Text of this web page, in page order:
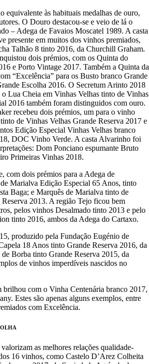
equivalente às habituais medalhas de ouro,
O Douro destacou-se e veio de lá o
– Adega de Favaios Moscatel 1989. A casta
presente em muitos dos vinhos premiados,
Talhão 8 tinto 2016, da Churchill Graham.
dois prémios, com os Quinta do
e Porto Vintage 2017. Também a Quinta da
“Excelência” para os Busto branco Grande
Escolha 2016. O Secretum Arinto 2018
Lua Cheia em Vinhas Velhas tinto de Vinhas
2016 também foram distinguidos com ouro.
recebeu dois prémios, um para o vinho
de Vinhas Velhas Grande Reserva 2017 e
Edição Especial Vinhas Velhas branco
DOC Vinho Verde. A casta Alvarinho foi
Dom Ponciano espumante Bruto
Primeiras Vinhas 2018.
com dois prémios para a Adega de
Marialva Edição Especial 65 Anos, tinto
Baga; e Marquês de Marialva tinto de
2013. A região Tejo ficou bem
pelos vinhos Desalmado tinto 2013 e pelo
tinto 2016, ambos da Adega do Cartaxo.
produzido pela Fundação Eugénio de
18 Anos tinto Grande Reserva 2016, da
Borba tinto Grande Reserva 2015, da
de vinhos imperdíveis nascidos no
brilhou com o Vinha Centenária branco 2017,
Estes são apenas alguns exemplos, entre
com Excelência.
as melhores relações qualidade-
16 vinhos, como Castelo D’Arez Colheita